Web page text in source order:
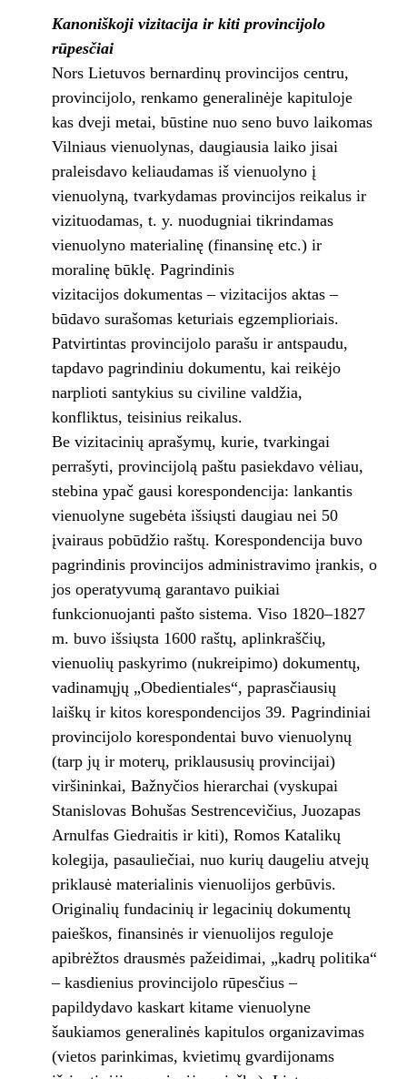
Kanoniškojivizitacija ir kiti provincijolo
rūpesčiai
Nors Lietuvos bernardinų provincijos centru,
provincijolo, renkamo generalinėje kapituloje
kas dveji metai, būstine nuo seno buvo laikomas
Vilniaus vienuolynas, daugiausia laiko jisai
praleisdavo keliaudamas iš vienuolyno į
vienuolyną, tvarkydamas provincijos reikalus ir
vizituodamas, t. y. nuodugniai tikrindamas
vienuolyno materialinę (finansinę etc.) ir
moralinę būklę. Pagrindinis
vizitacijos dokumentas – vizitacijos aktas –
būdavo surašomas keturiais egzemplioriais.
Patvirtintas provincijolo parašu ir antspaudu,
tapdavo pagrindiniu dokumentu, kai reikėjo
narplioti santykius su civiline valdžia,
konfliktus, teisinius reikalus.
Be vizitacinių aprašymų, kurie, tvarkingai
perrašyti, provincijolą paštu pasiekdavo vėliau,
stebina ypač gausi korespondencija: lankantis
vienuolyne sugebėta išsiųsti daugiau nei 50
įvairaus pobūdžio raštų. Korespondencija buvo
pagrindinis provincijos administravimo įrankis, o
jos operatyvumą garantavo puikiai
funkcionuojanti pašto sistema. Viso 1820–1827
m. buvo išsiųsta 1600 raštų, aplinkraščių,
vienuolių paskyrimo (nukreipimo) dokumentų,
vadinamųjų „Obedientiales“, paprasčiausių
laiškų ir kitos korespondencijos 39. Pagrindiniai
provincijolo korespondentai buvo vienuolynų
(tarp jų ir moterų, priklaususių provincijai)
viršininkai, Bažnyčios hierarchai (vyskupai
Stanislovas Bohušas Sestrencevičius, Juozapas
Arnulfas Giedraitis ir kiti), Romos Katalikų
kolegija, pasauliečiai, nuo kurių daugeliu atvejų
priklausė materialinis vienuolijos gerbūvis.
Originalių fundacinių ir legacinių dokumentų
paieškos, finansinės ir vienuolijos reguloje
apibrėžtos drausmės pažeidimai, „kadrų politika“
– kasdienius provincijolo rūpesčius –
papildydavo kaskart kitame vienuolyne
šaukiamos generalinės kapitulos organizavimas
(vietos parinkimas, kvietimų gvardijonams